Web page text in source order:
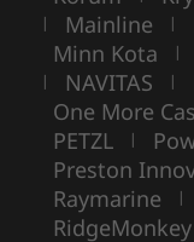
| Mainline |
Minn Kota |
| NAVITAS |
One More
PETZL |
Preston
Raymarine |
RidgeMonkey